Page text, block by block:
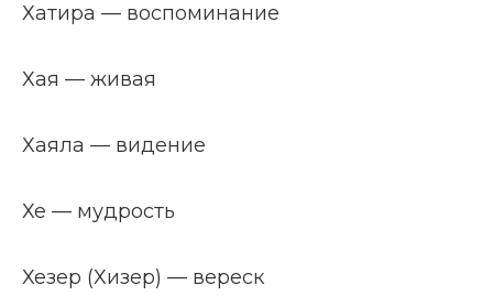
Хатира — воспоминание
Хая — живая
Хаяла — видение
Хе — мудрость
Хезер (Хизер) — вереск